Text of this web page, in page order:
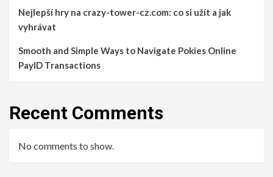
Nejlepší hry na crazy-tower-cz.com: co si užít a jak
vyhrávat
Smooth and Simple Ways to Navigate Pokies Online
PayID Transactions
Recent Comments
No comments to show.